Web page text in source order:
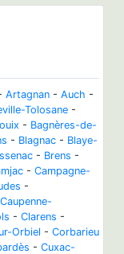
Artagnan - Auch -
Tolosane -
- Bagnères-de-
- Blagnac - Blaye-
- Brens -
- Campagne-
-
Caupenne-
- Clarens -
Orbiel - Corbarieu
- Cuxac-